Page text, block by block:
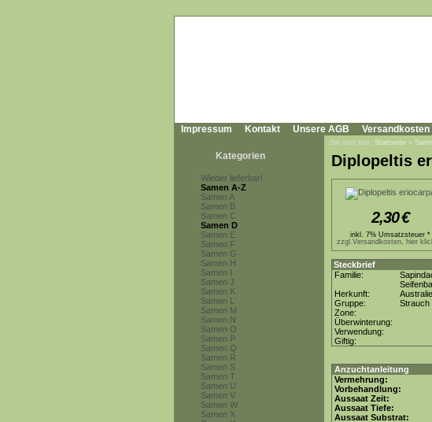
Impressum Kontakt Unsere AGB Versandkosten
Kategorien
Wieder lieferbar!
Samen A-Z
Samen A
Samen B
Samen C
Samen D
Samen E
Samen F
Samen G
Samen H
Samen I
Samen J
Samen K
Samen L
Samen M
Samen N
Samen O
Samen P
Samen Q
Samen R
Samen S
Samen T
Samen U
Samen V
Samen W
Samen X
Sie sind hier: Startseite »
Diplopeltis
2,30€
inkl. 7% Umsatzsteuer *
zzgl.Versandkosten, hier
Steckbrief
Familie:
Herkunft:
Gruppe:
Strauch
Zone:
Überwinterung:
Verwendung:
Giftig:
Anzuchtanleitung
Vermehrung:
Vorbehandlung:
Aussaat Zeit:
Aussaat Tiefe:
Aussaat Substrat: